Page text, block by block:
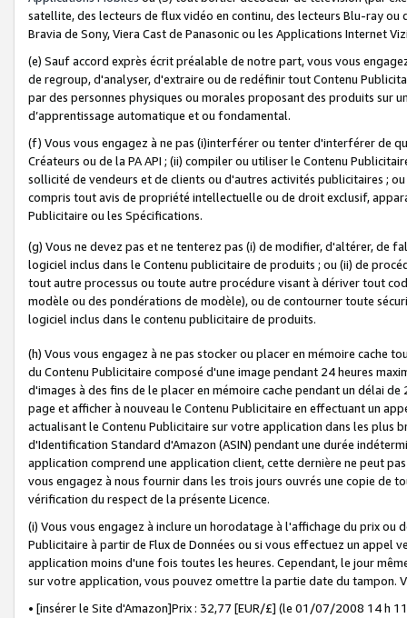
satellite, des lecteurs de flux vidéo en continu, des lecteurs Blu-ray
Bravia de Sony, Viera Cast de Panasonic ou les Applications Internet
(e) Sauf accord exprès écrit préalable de notre part, vous vous
de regroup, d'analyser, d'extraire ou de redéfinir tout Contenu
par des personnes physiques ou morales proposant des produits sur
d’apprentissage automatique et ou fondamental.
(f) Vous vous engagez à ne pas (i)interférer ou tenter d'interférer de
Créateurs ou de la PA API ; (ii) compiler ou utiliser le Contenu
sollicité de vendeurs et de clients ou d'autres activités publicitaires ;
compris tout avis de propriété intellectuelle ou de droit exclusif,
Publicitaire ou les Spécifications.
(g) Vous ne devez pas et ne tenterez pas (i) de modifier, d'altérer, de
logiciel inclus dans le Contenu publicitaire de produits ; ou (ii) de
tout autre processus ou toute autre procédure visant à dériver tout
modèle ou des pondérations de modèle), ou de contourner toute
logiciel inclus dans le contenu publicitaire de produits.
(h) Vous vous engagez à ne pas stocker ou placer en mémoire cache
du Contenu Publicitaire composé d'une image pendant 24 heures
d'images à des fins de le placer en mémoire cache pendant un délai
page et afficher à nouveau le Contenu Publicitaire en effectuant un
actualisant le Contenu Publicitaire sur votre application dans les plus
d'Identification Standard d'Amazon (ASIN) pendant une durée
application comprend une application client, cette dernière ne peut
vous engagez à nous fournir dans les trois jours ouvrés une copie de
vérification du respect de la présente Licence.
(i) Vous vous engagez à inclure un horodatage à l'affichage du prix
Publicitaire à partir de Flux de Données ou si vous effectuez un appel
application moins d'une fois toutes les heures. Cependant, le jour
sur votre application, vous pouvez omettre la partie date du tampon.
• [insérer le Site d'Amazon]Prix : 32,77 [EUR/£] (le 01/07/2008 14 h